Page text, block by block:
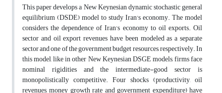
This paper develops a New Keynesian dynamic stochastic general
equilibrium (DSDE) model to study Iran's economy. The model
considers the dependence of Iran's economy to oil exports. Oil
sector and oil export revenues have been modeled as a separate
sector and one of the government budget resources, respectively. In
this model, like in other New Keynesian DSGE models, firms face
nominal rigidities and the intermediate-good sector is
monopolistically competitive. Four shocks (productivity, oil